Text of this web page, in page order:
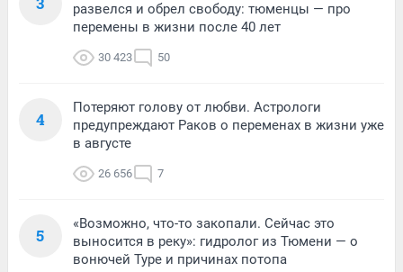
развелся и обрел свободу: тюменцы — про
перемены в жизни после 40 лет
30 423 50
4
Потеряют голову от любви. Астрологи
предупреждают Раков о переменах в жизни уже
в августе
26 656 7
5
«Возможно, что-то закопали. Сейчас это
выносится в реку»: гидролог из Тюмени — о
вонючей Туре и причинах потопа